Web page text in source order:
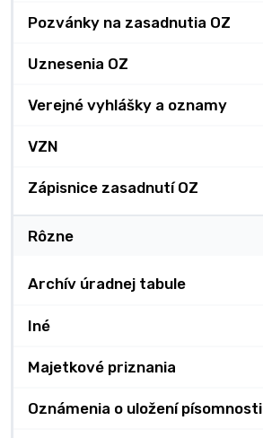
Pozvánky na zasadnutia OZ
Uznesenia OZ
Verejné vyhlášky a oznamy
VZN
Zápisnice zasadnutí OZ
Rôzne
Archív úradnej tabule
Iné
Majetkové priznania
Oznámenia o uložení písomnosti